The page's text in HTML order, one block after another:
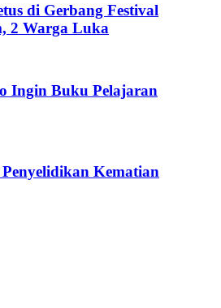
di Gerbang Festival
2 Warga Luka
Ingin Buku Pelajaran
Kematian